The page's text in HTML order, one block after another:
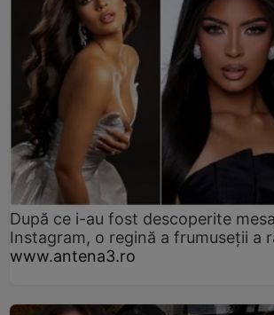
După ce i-au fost descoperite
Instagram, o regină a frumuseții a
www.antena3.ro